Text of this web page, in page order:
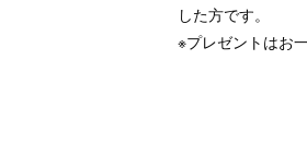
した方です。
※プレゼントはお